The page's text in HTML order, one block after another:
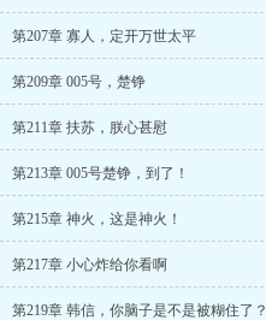
第207章 寡人，定开万世太平
第209章 005号，楚铮
第211章 扶苏，朕心甚慰
第213章 005号楚铮，到了！
第215章 神火，这是神火！
第217章 小心炸给你看啊
第219章 韩信，你脑子是不是被糊住了？